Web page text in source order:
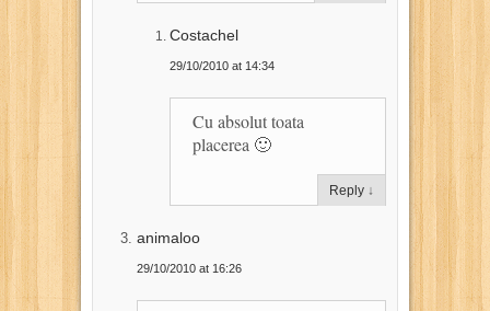
Costachel
29/10/2010 at 14:34
Cu absolut toata
placerea 🙂
Reply ↓
animaloo
29/10/2010 at 16:26